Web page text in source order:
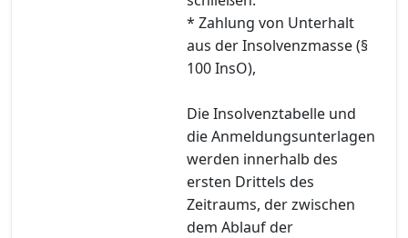
* Zahlung von Unterhalt
aus der Insolvenzmasse (§
100 InsO),
Die Insolvenztabelle und
die Anmeldungsunterlagen
werden innerhalb des
ersten Drittels des
Zeitraums, der zwischen
dem Ablauf der